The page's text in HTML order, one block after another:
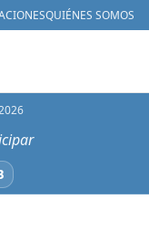
QUIÉNES SOMOS